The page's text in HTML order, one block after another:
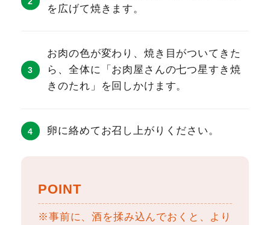
を広げて焼きます。
お肉の色が変わり、焼き目がついてきた
ら、全体に「お肉屋さんの七つ星すき焼
きのたれ」を回しかけます。
卵に絡めてお召し上がりください。
POINT
※事前に、酒を揉み込んでおくと、より